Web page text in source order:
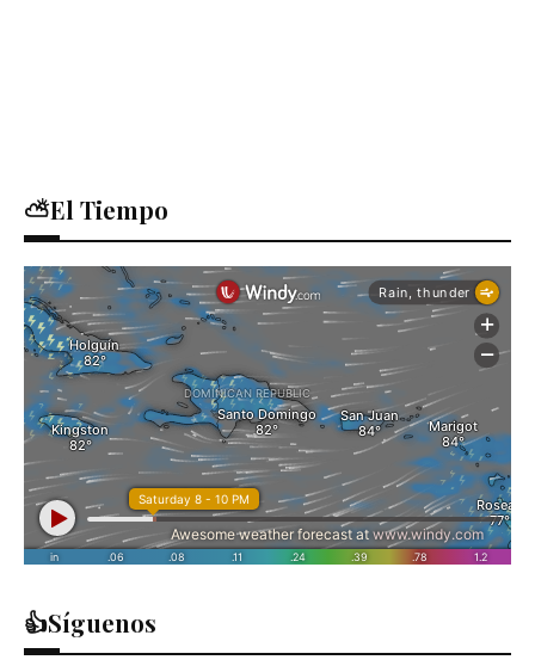
⛅El Tiempo
👍Síguenos